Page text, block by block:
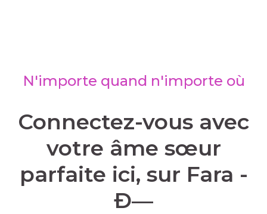
N'importe quand n'importe où
Connectez-vous avec
votre âme sœur
parfaite ici, sur Fara -
Ð—